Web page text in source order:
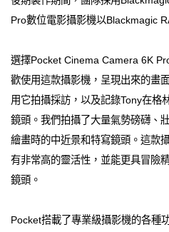
Pro數位電影攝影機以Blackmagic
選擇Pocket Cinema Camera 6K
歡使用這款攝影機，呈現出來的畫
用它拍攝採訪，以及記錄Tony在格
鏡頭。我們拍攝了大量氣勢磅礴、
繪畫時的中近景和特寫鏡頭。這款
有非常高的靈活性，並能更具冒險
鏡頭。
Pocket搭載了專業級攝影機的各種